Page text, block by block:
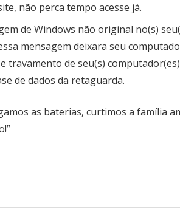
não perca tempo acesse já.
de Windows não original no(s)
mensagem deixara seu
travamento de seu(s)
de dados da retaguarda.
as baterias, curtimos a família